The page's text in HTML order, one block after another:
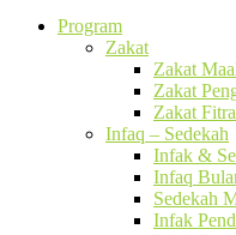
Program
Zakat
Zakat
Zakat
Zakat
Infaq – Sedekah
Infak &
Infaq
Sedekah
Infak